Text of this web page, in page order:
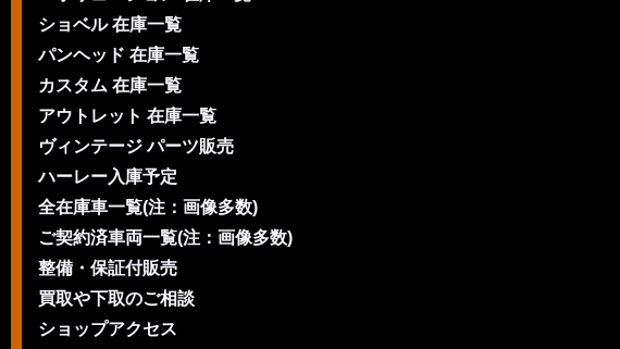
ショベル 在庫一覧
パンヘッド 在庫一覧
カスタム 在庫一覧
アウトレット 在庫一覧
ヴィンテージ パーツ販売
ハーレー入庫予定
全在庫車一覧(注：画像多数)
ご契約済車両一覧(注：画像多数)
整備・保証付販売
買取や下取のご相談
ショップアクセス